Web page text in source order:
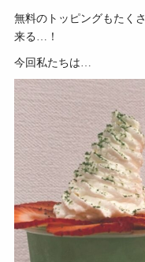
無料のトッピングもたく
来る…！
今回私たちは…